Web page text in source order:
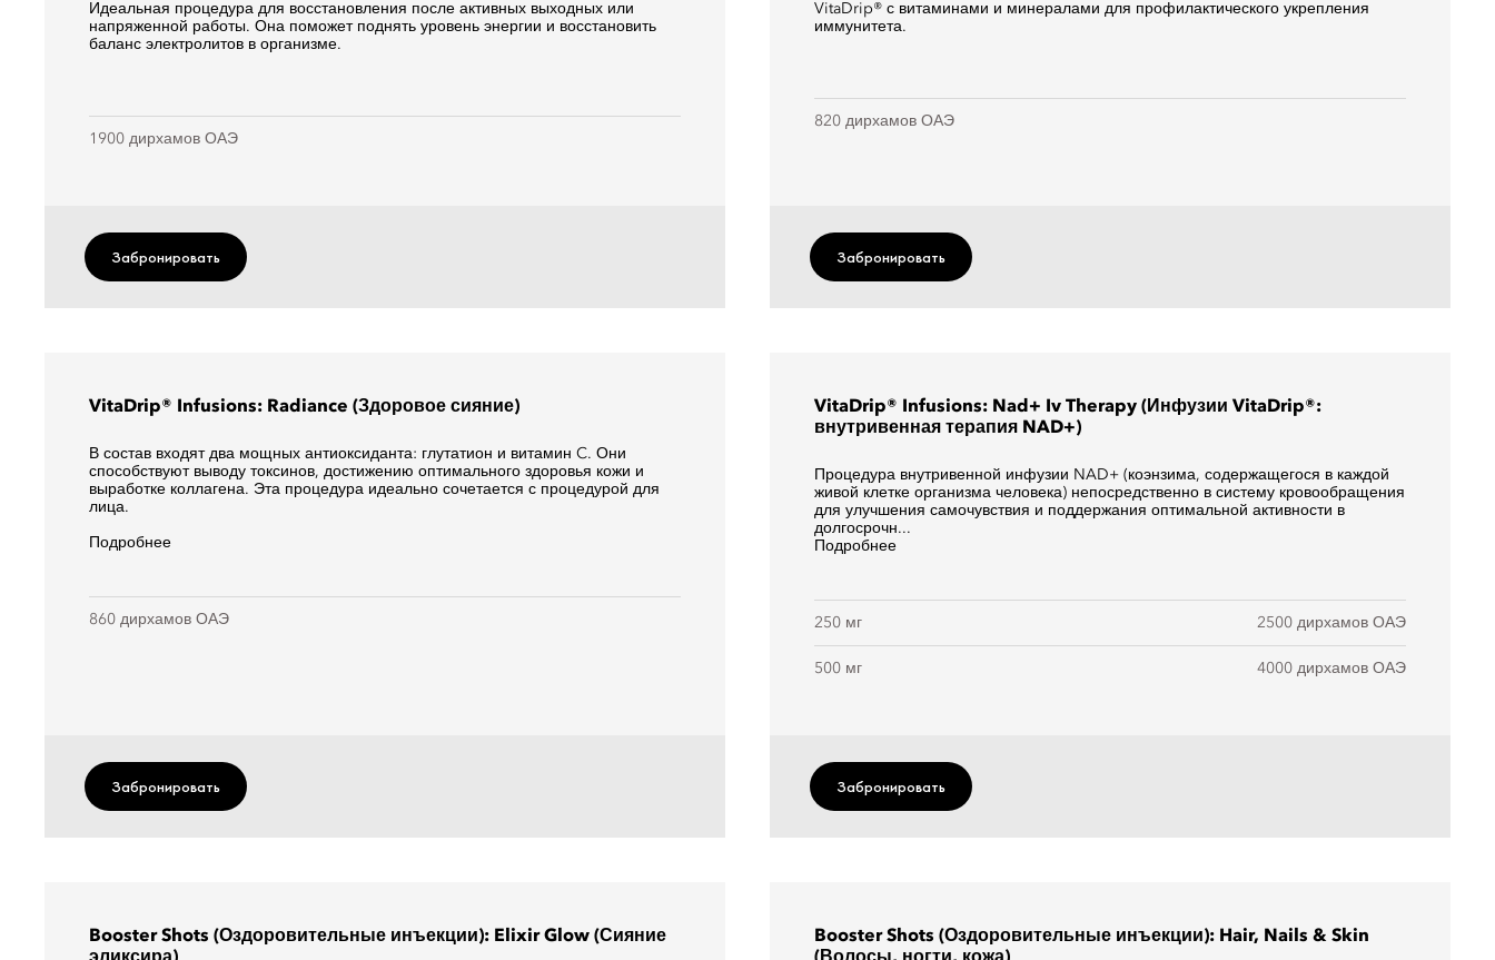
Идеальная процедура для восстановления после активных выходных или
напряженной работы. Она поможет поднять уровень энергии и восстановить
баланс электролитов в организме.
1900 дирхамов ОАЭ
Забронировать
VitaDrip® с витаминами и минералами для профилактического укрепления
иммунитета.
820 дирхамов ОАЭ
Забронировать
VitaDrip® Infusions: Radiance (Здоровое сияние)
В состав входят два мощных антиоксиданта: глутатион и витамин C. Они
способствуют выводу токсинов, достижению оптимального здоровья кожи и
выработке коллагена. Эта процедура идеально сочетается с процедурой для
лица.
Подробнее
860 дирхамов ОАЭ
Забронировать
VitaDrip® Infusions: Nad+ Iv Therapy (Инфузии VitaDrip®:
внутривенная терапия NAD+)
Процедура внутривенной инфузии NAD+ (коэнзима, содержащегося в каждой
живой клетке организма человека) непосредственно в систему кровообращения
для улучшения самочувствия и поддержания оптимальной активности в
долгосрочн...
Подробнее
250 мг 2500 дирхамов ОАЭ
500 мг 4000 дирхамов ОАЭ
Забронировать
Booster Shots (Оздоровительные инъекции): Elixir Glow (Сияние
Booster Shots (Оздоровительные инъекции): Hair, Nails & Skin